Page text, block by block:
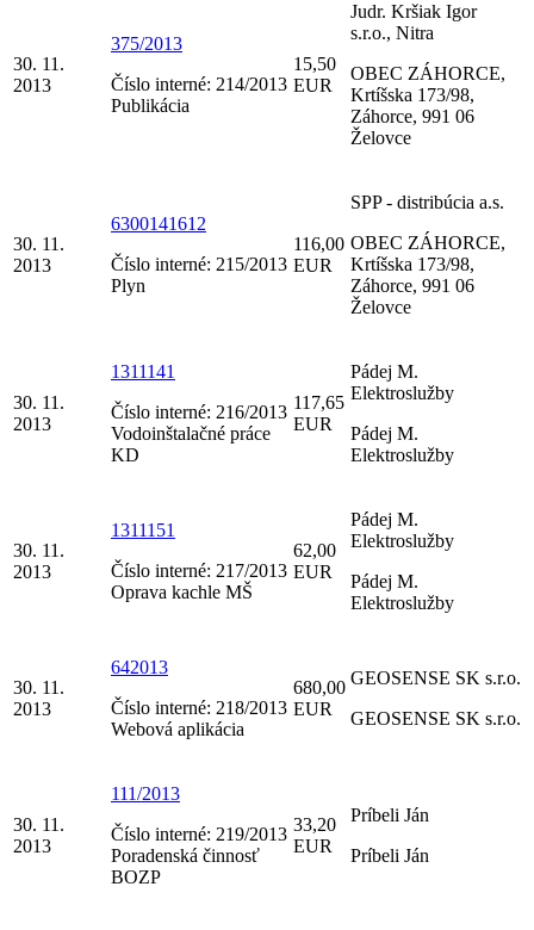
30. 11.
2013
375/2013
Číslo interné: 214/2013
Publikácia
15,50
EUR
Judr. Kršiak Igor
s.r.o., Nitra
OBEC ZÁHORCE,
Krtíšska 173/98,
Záhorce, 991 06
Želovce
30. 11.
2013
6300141612
Číslo interné: 215/2013
Plyn
116,00
EUR
SPP - distribúcia a.s.
OBEC ZÁHORCE,
Krtíšska 173/98,
Záhorce, 991 06
Želovce
30. 11.
2013
1311141
Číslo interné: 216/2013
Vodoinštalačné práce
KD
117,65
EUR
Pádej M.
Elektroslužby
Pádej M.
Elektroslužby
30. 11.
2013
1311151
Číslo interné: 217/2013
Oprava kachle MŠ
62,00
EUR
Pádej M.
Elektroslužby
Pádej M.
Elektroslužby
30. 11.
2013
642013
Číslo interné: 218/2013
Webová aplikácia
680,00
EUR
GEOSENSE SK s.r.o.
GEOSENSE SK s.r.o.
30. 11.
2013
111/2013
Číslo interné: 219/2013
Poradenská činnosť
BOZP
33,20
EUR
Príbeli Ján
Príbeli Ján